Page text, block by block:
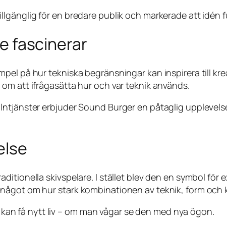
för en bredare publik och markerade att idén
fascinerar
på hur tekniska begränsningar kan inspirera till
att ifrågasätta hur och var teknik används.
erbjuder Sound Burger en påtaglig
skivspelare. I stället blev den en symbol för
om hur stark kombinationen av teknik, form och
få nytt liv – om man vågar se den med nya ögon.